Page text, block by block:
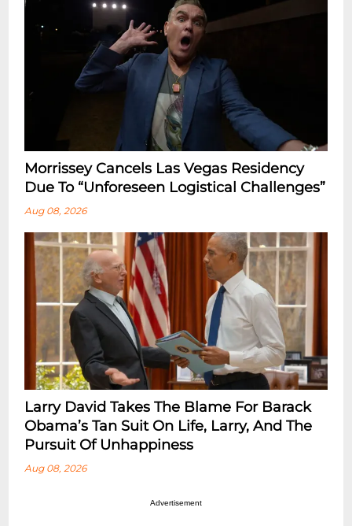
Morrissey Cancels Las Vegas Residency
Due To “Unforeseen Logistical Challenges”
Aug 08, 2026
Larry David Takes The Blame For Barack
Obama’s Tan Suit On Life, Larry, And The
Pursuit Of Unhappiness
Aug 08, 2026
Advertisement